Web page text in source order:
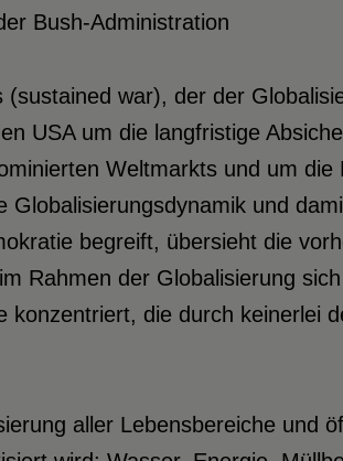
Bush-Administration
war), der der
USA um die langfristige
Weltmarkts und um die
und
begreift, übersieht die
Rahmen der Globalisierung
konzentriert, die durch keinerlei
aller Lebensbereiche und